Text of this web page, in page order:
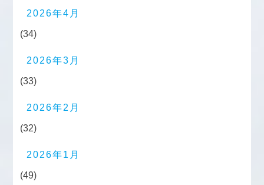
2026年4月
(34)
2026年3月
(33)
2026年2月
(32)
2026年1月
(49)